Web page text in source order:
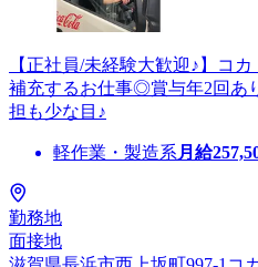
【正社員/未経験大歓迎♪】コ
補充するお仕事◎賞与年2回あ
担も少な目♪
軽作業・製造系 月給
勤務地
面接地